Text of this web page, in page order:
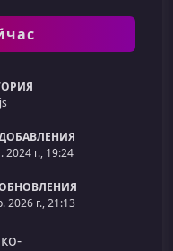
2024 г., 19:24
2026 г., 21:13